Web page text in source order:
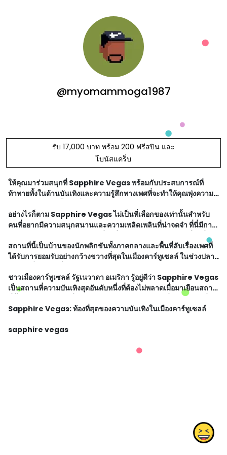
@myomammoga1987
รับ 17,000 บาท พร้อม 200 ฟรีสปิน และ
โบนัสแคร็บ
ให้คุณมาร่วมสนุกที่ Sapphire Vegas พร้อมกับประสบการณ์ที่
ท้าทายทั้งในด้านบันเทิงและความรู้สึกทางเพศที่จะทำให้คุณพุ่งความ
ต่อเนื่อง
อย่างไรก็ตาม Sapphire Vegas ไม่เป็นที่เลือกของเท่านั้นสำหรับ
คนที่อยากมีความสนุกสนานและความเพลิดเพลินที่น่าจดจำ ที่นี่มีการ
แสดงสดพิเศษในหน้าแท่ง โชว์ที่น่าตื่นเต้นและการแสดงสดที่น่าตื่น
เต้นจากแอร์แค้นข
สถานที่นี้เป็นบ้านของนักพลิกขันทั้งภาคกลางและพื้นที่ลับเรื่องเพศที่
ได้รับการยอมรับอย่างกว้างขวางที่สุดในเมืองคาร์ทูเซลล์ ในช่วงปลาย
เหนือจาก
ชาวเมืองคาร์ทูเซลล์ รัฐเนวาดา อเมริกา รู้อยู่ดีว่า Sapphire Vegas
เป็นสถานที่ความบันเทิงสุดอันดับหนึ่งที่ต้องไม่พลาดเมื่อมาเยือนสถาน
ที่นี้ เพราะความสนุกที่ไม่มีวันหยุด และประสบการณ์ที่สร้างสรรค์ที่
จะท
Sapphire Vegas: ท้องที่สุดของความบันเทิงในเมืองคาร์ทูเซลล์
sapphire vegas